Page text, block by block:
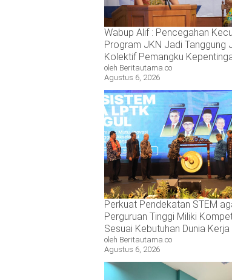
Wabup Alif : Pencegahan
Program JKN Jadi Tanggung
Kolektif Pemangku
oleh Beritautama.co
Agustus 6, 2026
Perkuat Pendekatan STEM
Perguruan Tinggi Miliki
Sesuai Kebutuhan Dunia Kerja
oleh Beritautama.co
Agustus 6, 2026